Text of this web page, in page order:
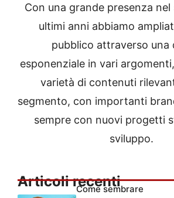
Con una grande presenza
ultimi anni abbiamo
pubblico attraverso una
esponenziale in vari
varietà di contenuti
segmento, con importanti
sempre con nuovi progetti
sviluppo.
Articoli recenti
Come sembrare